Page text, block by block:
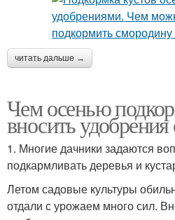
читать дальше →
Чем осенью
вносить
1. Многие дачники задаются
подкармливать деревья и
Летом садовые культуры
отдали с урожаем много сил.